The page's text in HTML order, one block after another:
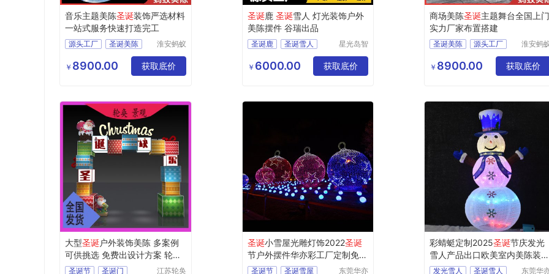
音乐主题美陈圣诞装饰严选材料
一站式服务快速打造完工
源头工厂
圣诞美陈
美陈工厂
圣诞舞台
淮安蚂蚁
制作有限
公司
￥ 8900.00 获取底价
圣诞鹿 圣诞雪人 灯光装饰户外
美陈摆件 谷瑞出品
圣诞鹿
圣诞雪人
星光岛智
（临沂）
有限公司
￥ 6000.00 获取底价
商场美陈圣诞主题舞台全国上门
实力厂家布置搭建
圣诞美陈
源头工厂
美陈工厂
圣诞舞台
淮安蚂
制作有限
公司
￥ 8900.00 获取底价
大型圣诞户外装饰美陈 多案例
可供挑选 免费出设计方案 轮奂
景观
圣诞节 圣诞门 江苏轮奂
圣诞小雪屋光雕灯饰2022圣诞
节户外摆件华亦彩工厂定制免费
设计
圣诞节 圣诞雪屋 东莞华亦
彩蜻蜓定制2025圣诞节庆发光
雪人产品出口欧美室内美陈装饰
灯饰
发光雪人 圣诞雪人 东莞华